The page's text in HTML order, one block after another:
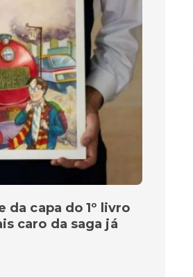
da capa do 1º livro
caro da saga já